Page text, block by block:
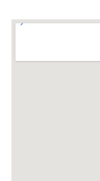
Krwiodawcy
Szpitale